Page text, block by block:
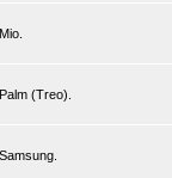
(Treo).